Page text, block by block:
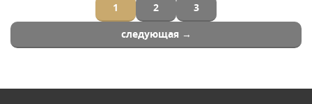
1 2
3
следующая →